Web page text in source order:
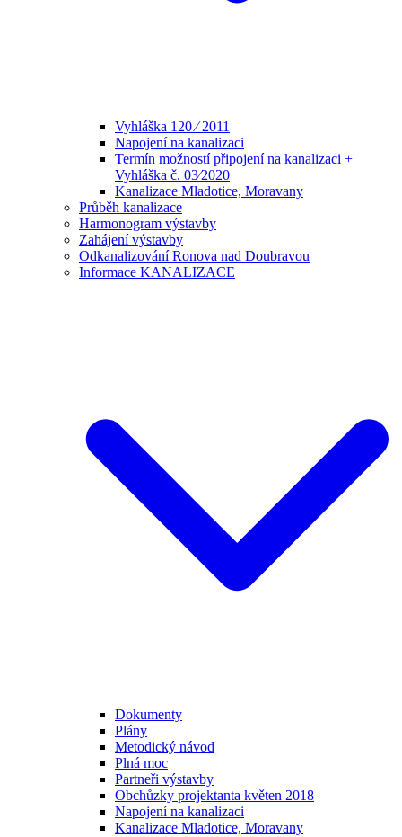
Vyhláška 120 ⁄ 2011
Napojení na kanalizaci
Termín možností připojení na kanalizaci +
Vyhláška č. 03⁄2020
Kanalizace Mladotice, Moravany
Průběh kanalizace
Harmonogram výstavby
Zahájení výstavby
Odkanalizování Ronova nad Doubravou
Informace KANALIZACE
Dokumenty
Plány
Metodický návod
Plná moc
Partneři výstavby
Obchůzky projektanta květen 2018
Napojení na kanalizaci
Kanalizace Mladotice, Moravany